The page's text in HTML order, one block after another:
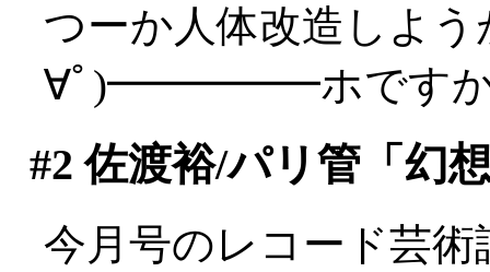
つーか人体改造し
∀ﾟ)━━━━━ホですか
#2 佐渡裕/パリ管「幻
今月号のレコード芸